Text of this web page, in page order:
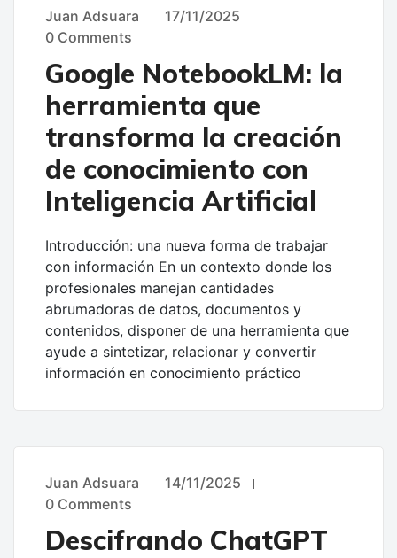
UNCATEGORIZED
Juan Adsuara
17/11/2025
0 Comments
Google NotebookLM: la
herramienta que
transforma la creación
de conocimiento con
Inteligencia Artificial
Introducción: una nueva forma de trabajar
con información En un contexto donde los
profesionales manejan cantidades
abrumadoras de datos, documentos y
contenidos, disponer de una herramienta que
ayude a sintetizar, relacionar y convertir
información en conocimiento práctico
UNCATEGORIZED
Juan Adsuara
14/11/2025
0 Comments
Descifrando ChatGPT